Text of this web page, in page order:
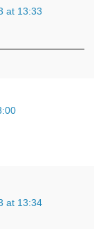
at 13:33
at 13:34